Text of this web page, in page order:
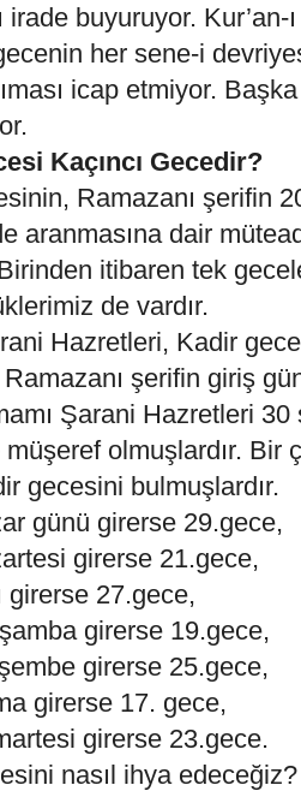
irade buyuruyor.
her sene-i
icap etmiyor.
Kaçıncı Gecedir?
Ramazanı şerifin
aranmasına dair
itibaren tek
de vardır.
Hazretleri, Kadir
şerifin giriş
Şarani Hazretleri
olmuşlardır. Bir
gecesini bulmuşlardır.
girerse 29.gece,
girerse 21.gece,
27.gece,
girerse 19.gece,
girerse 25.gece,
17. gece,
girerse 23.gece.
nasıl ihya edeceğiz?